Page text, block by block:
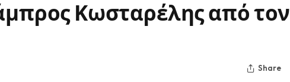
Κωσταρέλης από τον
Share